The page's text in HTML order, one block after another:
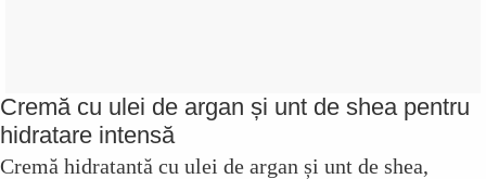
Cremă cu ulei de argan și unt de shea pentru
hidratare intensă
Cremă hidratantă cu ulei de argan și unt de shea,